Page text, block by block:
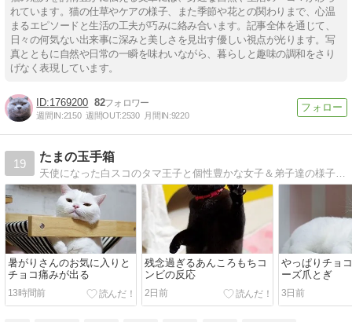
れています。猫の仕草やケアの様子、また季節や花との関わりまで、心温
まるエピソードと生活の工夫が巧みに絡み合います。記事全体を通じて、
日々の何気ない出来事に深みと美しさを見出す優しい視点が光ります。写
真とともに自然や日常の一瞬を味わいながら、暮らしと趣味の調和をさり
げなく表現しています。
1769200 82
週間IN:2150 週間OUT:2530 月間IN:9220
19
たまの玉手箱
暑がりさんのお気に入りと
チョコ痛みが出る
13時間前
残念過ぎるあんころもちコ
ンビの反応
2日前
やっぱりチョ
ーズ爪とぎ
3日前